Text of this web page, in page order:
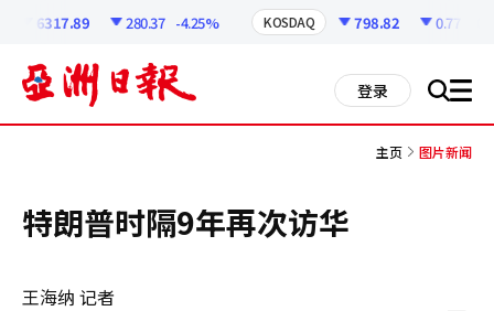
6317.89 280.37 -4.25% KOSDAQ 798.82 0.77
登录 搜 all
主页 图片新闻
特朗普时隔9年再次访华
王海纳 记者